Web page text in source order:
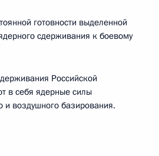
готовности выделенной
сдерживания к боевому
Российской
в себя ядерные силы
и воздушного базирования.